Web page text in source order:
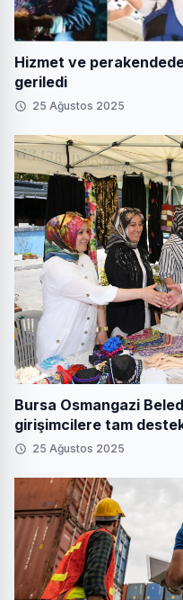
Hizmet ve
geriledi
25 Ağustos 2025
Bursa Osmangazi
girişimcilere tam
25 Ağustos 2025